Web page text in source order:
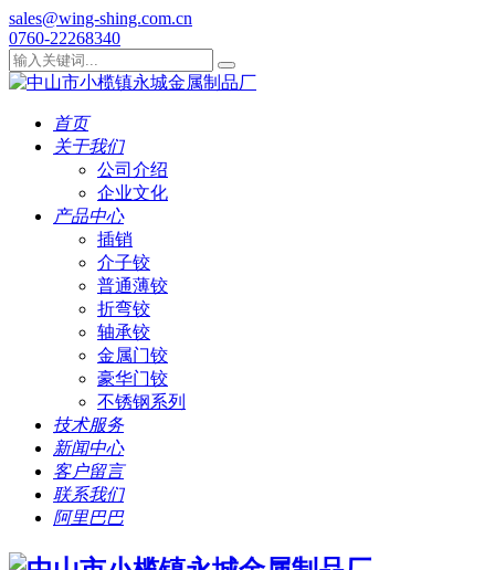
sales@wing-shing.com.cn
0760-22268340
首页
关于我们
公司介绍
企业文化
产品中心
插销
介子铰
普通薄铰
折弯铰
轴承铰
金属门铰
豪华门铰
不锈钢系列
技术服务
新闻中心
客户留言
联系我们
阿里巴巴